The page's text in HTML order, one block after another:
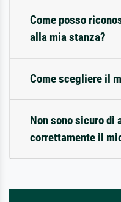
Come posso
alla mia stanza?
Come scegliere il
Non sono sicuro di
correttamente il